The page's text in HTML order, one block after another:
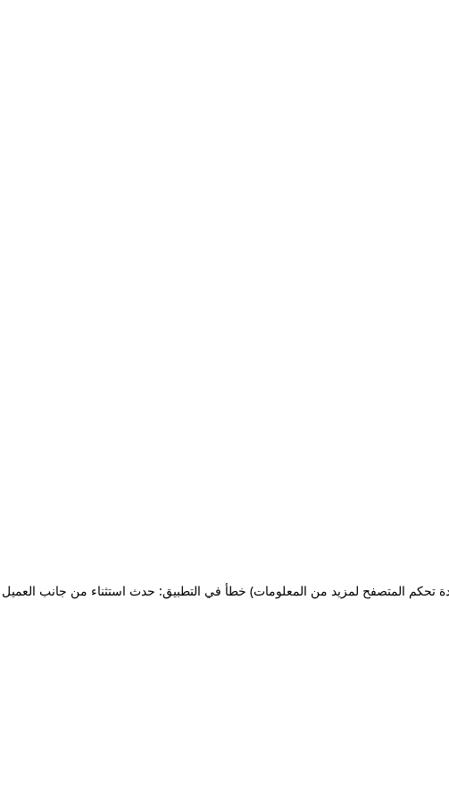
خطأ في التطبيق: حدث استثناء من جانب العميل تحكم المتصفح لمزيد من المعلومات)